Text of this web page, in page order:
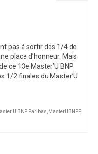
pas à sortir des 1/4 de
place d’honneur. Mais
ce 13e Master’U BNP
1/2 finales du Master’U
BNP Paribas MasterUBNPP,